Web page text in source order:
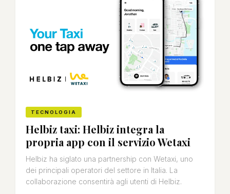
TECNOLOGIA
Helbiz taxi: Helbiz integra la
propria app con il servizio Wetaxi
Helbiz ha siglato una partnership con Wetaxi, uno
dei principali operatori del settore in Italia. La
collaborazione consentirà agli utenti di Helbiz.